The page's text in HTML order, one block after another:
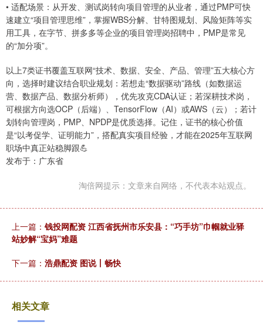
• 适配场景：从开发、测试岗转向项目管理的从业者，通过PMP可快
速建立“项目管理思维”，掌握WBS分解、甘特图规划、风险矩阵等实
用工具，在字节、拼多多等企业的项目管理岗招聘中，PMP是常见
的“加分项”。
以上7类证书覆盖互联网“技术、数据、安全、产品、管理”五大核心方
向，选择时建议结合职业规划：若想走“数据驱动”路线（如数据运
营、数据产品、数据分析师），优先攻克CDA认证；若深耕技术岗，
可根据方向选OCP（后端）、TensorFlow（AI）或AWS（云）；若计
划转向管理岗，PMP、NPDP是优质选择。记住，证书的核心价值
是“以考促学、证明能力”，搭配真实项目经验，才能在2025年互联网
职场中真正站稳脚跟💪
发布于：广东省
淘倍网提示：文章来自网络，不代表本站观点。
上一篇： 钱投网配资 江西省抚州市乐安县：“巧手坊”巾帼就业驿
站妙解“宝妈”难题
下一篇： 浩鼎配资 图说丨畅快
相关文章